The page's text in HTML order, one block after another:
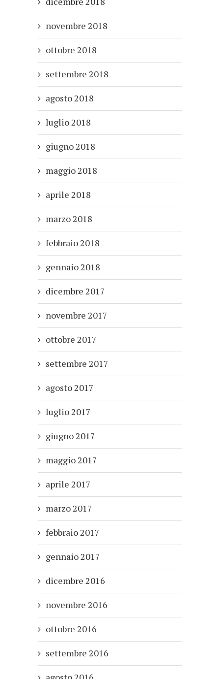
novembre 2018
ottobre 2018
settembre 2018
agosto 2018
luglio 2018
giugno 2018
maggio 2018
aprile 2018
marzo 2018
febbraio 2018
gennaio 2018
dicembre 2017
novembre 2017
ottobre 2017
settembre 2017
agosto 2017
luglio 2017
giugno 2017
maggio 2017
aprile 2017
marzo 2017
febbraio 2017
gennaio 2017
dicembre 2016
novembre 2016
ottobre 2016
settembre 2016